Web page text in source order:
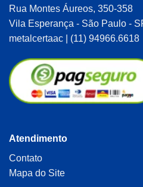
Rua Montes Áureos, 350-358
Vila Esperança - São Paulo -
metalcertaac | (11) 94966.6618
Atendimento
Contato
Mapa do Site